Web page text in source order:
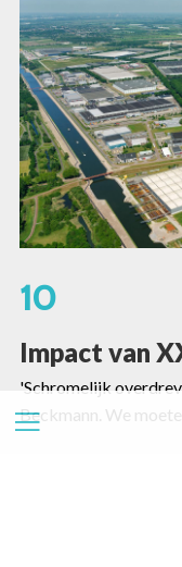
10
Impact van
'Schromelijk
Beckmann. We